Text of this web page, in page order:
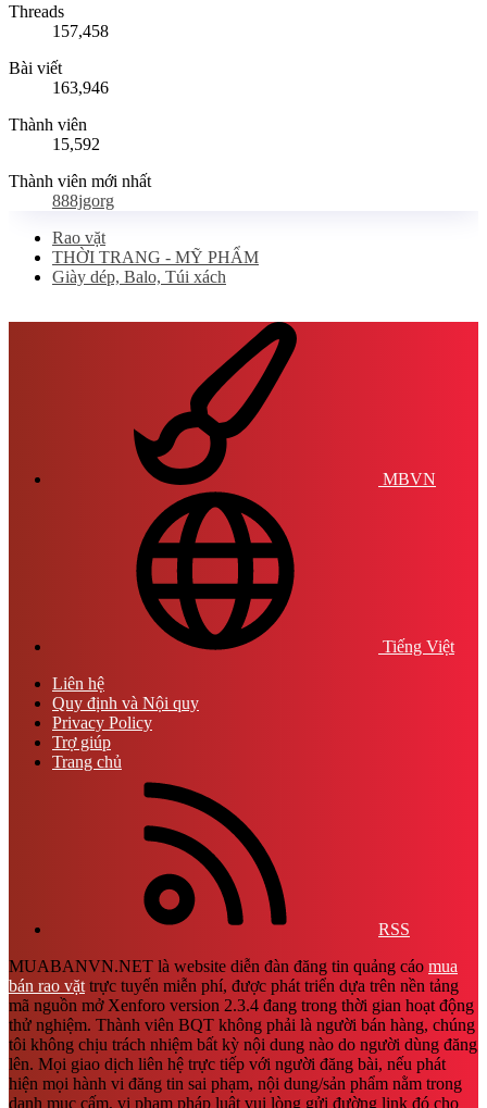
Threads
157,458
Bài viết
163,946
Thành viên
15,592
Thành viên mới nhất
888jgorg
Rao vặt
THỜI TRANG - MỸ PHẨM
Giày dép, Balo, Túi xách
MBVN
Tiếng Việt
Liên hệ
Quy định và Nội quy
Privacy Policy
Trợ giúp
Trang chủ
RSS
MUABANVN.NET là website diễn đàn đăng tin quảng cáo mua
bán rao vặt trực tuyến miễn phí, được phát triển dựa trên nền tảng
mã nguồn mở Xenforo version 2.3.4 đang trong thời gian hoạt động
thử nghiệm. Thành viên BQT không phải là người bán hàng, chúng
tôi không chịu trách nhiệm bất kỳ nội dung nào do người dùng đăng
lên. Mọi giao dịch liên hệ trực tiếp với người đăng bài, nếu phát
hiện mọi hành vi đăng tin sai phạm, nội dung/sản phẩm nằm trong
danh mục cấm, vi phạm pháp luật vui lòng gửi đường link đó cho